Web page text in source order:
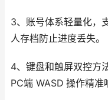
3、账号体系轻量化，
人存档防止进度丢失。
4、键盘和触屏双控方
PC端 WASD 操作精准